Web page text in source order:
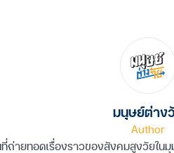
มนุษย์ต่าง
Author
ถ่ายทอดเรื่องราวของสังคมสูงวัยใน